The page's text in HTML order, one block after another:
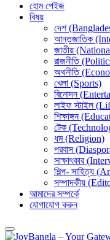
হোম পেইজ
বিষয়
দেশ
আন্তজাতিক
জাতীয়
রাজনীতি
অথনীতি
খেলা (Sports)
বিনোদন
লাইফ স্টাইল
শিক্ষাঙ্গন
টেক
ধম (Religion)
পরবাস
সাক্ষাৎকার
শিল্প- সাহিত্য
সম্পাদকীয়
আমাদের সম্পর্কে
যোগাযোগ করুন